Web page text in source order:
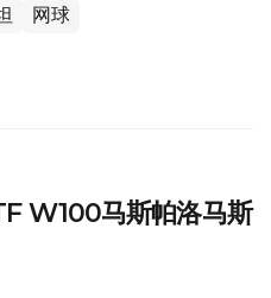
网球
W100马斯帕洛马斯